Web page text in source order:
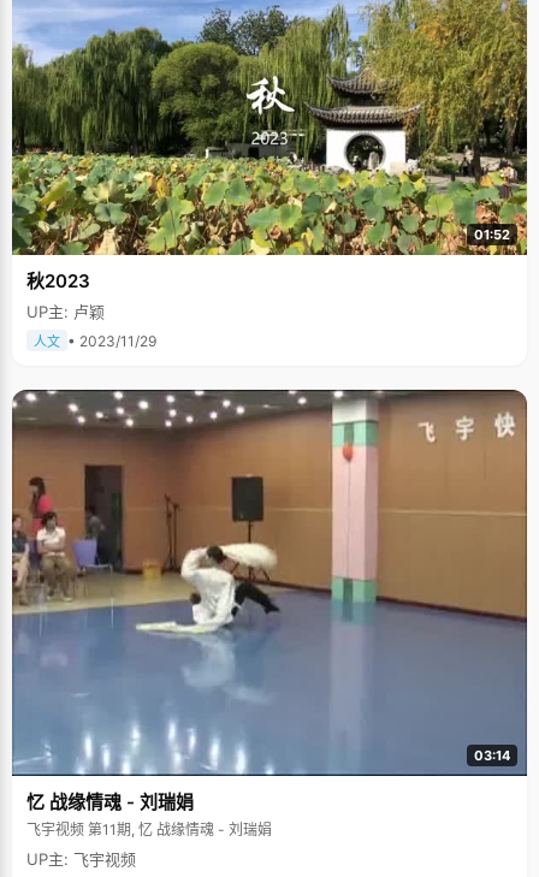
01:52
秋2023
UP主: 卢颖
人文 • 2023/11/29
03:14
忆 战缘情魂 - 刘瑞娟
飞宇视频 第11期, 忆 战缘情魂 - 刘瑞娟
UP主: 飞宇视频